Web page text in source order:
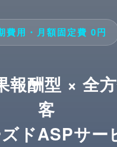
費用・月額固定費 0円
報酬型 × 全
客
ドASPサー